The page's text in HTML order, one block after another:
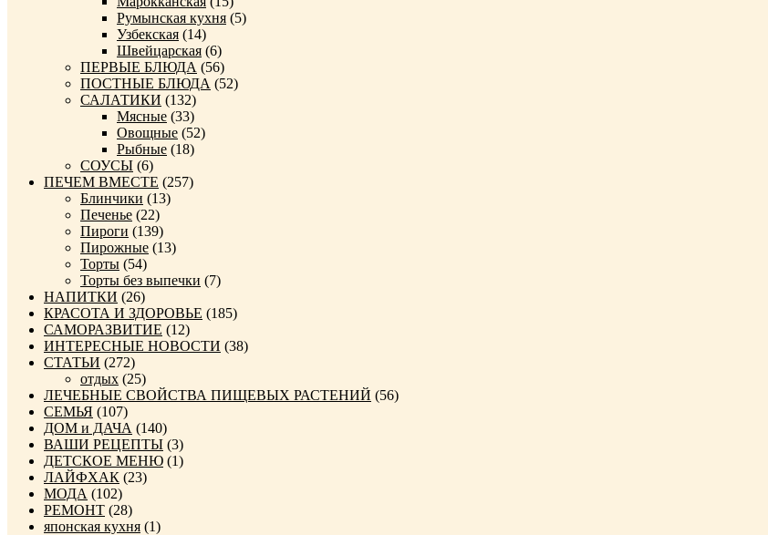
Румынская кухня (5)
Узбекская (14)
Швейцарская (6)
ПЕРВЫЕ БЛЮДА (56)
ПОСТНЫЕ БЛЮДА (52)
САЛАТИКИ (132)
Мясные (33)
Овощные (52)
Рыбные (18)
СОУСЫ (6)
ПЕЧЕМ ВМЕСТЕ (257)
Блинчики (13)
Печенье (22)
Пироги (139)
Пирожные (13)
Торты (54)
Торты без выпечки (7)
НАПИТКИ (26)
КРАСОТА И ЗДОРОВЬЕ (185)
САМОРАЗВИТИЕ (12)
ИНТЕРЕСНЫЕ НОВОСТИ (38)
СТАТЬИ (272)
отдых (25)
ЛЕЧЕБНЫЕ СВОЙСТВА ПИЩЕВЫХ РАСТЕНИЙ (56)
СЕМЬЯ (107)
ДОМ и ДАЧА (140)
ВАШИ РЕЦЕПТЫ (3)
ДЕТСКОЕ МЕНЮ (1)
ЛАЙФХАК (23)
МОДА (102)
РЕМОНТ (28)
японская кухня (1)